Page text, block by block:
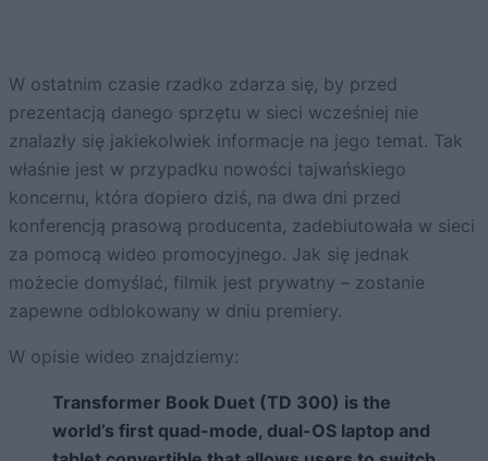
W ostatnim czasie rzadko zdarza się, by przed
prezentacją danego sprzętu w sieci wcześniej nie
znalazły się jakiekolwiek informacje na jego temat. Tak
właśnie jest w przypadku nowości tajwańskiego
koncernu, która dopiero dziś, na dwa dni przed
konferencją prasową producenta, zadebiutowała w sieci
za pomocą wideo promocyjnego. Jak się jednak
możecie domyślać, filmik jest prywatny – zostanie
zapewne odblokowany w dniu premiery.
W opisie wideo znajdziemy:
Transformer Book Duet (TD 300) is the
world’s first quad-mode, dual-OS laptop and